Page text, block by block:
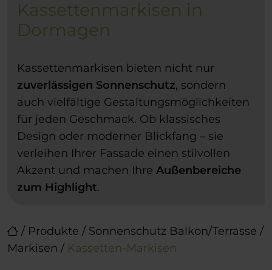
/ Produkte / Sonnenschutz Balkon/Terrasse /
Markisen / Kassetten-Markisen
Kassettenmarkisen in
Dormagen
Kassettenmarkisen bieten nicht nur
zuverlässigen Sonnenschutz, sondern
auch vielfältige Gestaltungsmöglichkeiten
für jeden Geschmack. Ob klassisches
Design oder moderner Blickfang – sie
verleihen Ihrer Fassade einen stilvollen
Akzent und machen Ihre Außenbereiche
zum Highlight.